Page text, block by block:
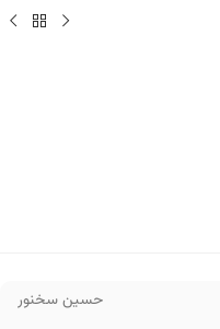
حسین سخنور